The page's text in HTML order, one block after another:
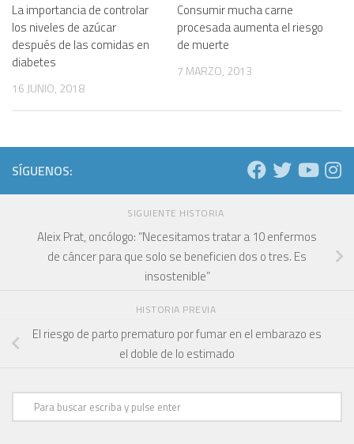
La importancia de controlar
los niveles de azúcar
después de las comidas en
diabetes
16 JUNIO, 2018
Consumir mucha carne
procesada aumenta el riesgo
de muerte
7 MARZO, 2013
SÍGUENOS:
SIGUIENTE HISTORIA
Aleix Prat, oncólogo: “Necesitamos tratar a 10 enfermos
de cáncer para que solo se beneficien dos o tres. Es
insostenible”
HISTORIA PREVIA
El riesgo de parto prematuro por fumar en el embarazo es
el doble de lo estimado